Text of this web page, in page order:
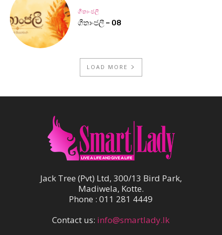
ගීතාංජලී
ගීතාංජලී – 08
LOAD MORE
Jack Tree (Pvt) Ltd, 300/13 Bird Park,
Madiwela, Kotte.
Phone : 011 281 4449
Contact us: info@smartlady.lk